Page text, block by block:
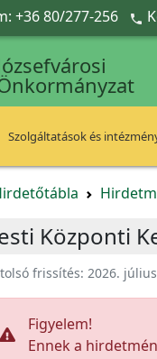
+36 80/277-256 
Szolgáltatások és
Központi
frissítés: 2026.
Figyelem!
Ennek a